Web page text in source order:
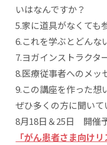
いはなんですか？
5.家に道具がなくても
6.これを学ぶとどんな
7.ヨガインストラクタ
8.医療従事者へのメッ
9.この講座を作った想
ぜひ多くの方に聞いて
8月18日＆25日 開催
「がん患者さま向け